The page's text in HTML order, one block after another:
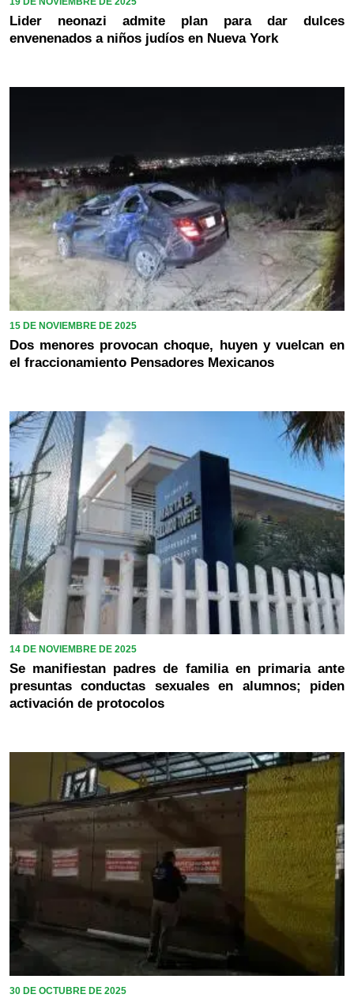
Lider neonazi admite plan para dar dulces
envenenados a niños judíos en Nueva York
15 DE NOVIEMBRE DE 2025
Dos menores provocan choque, huyen y vuelcan en
el fraccionamiento Pensadores Mexicanos
14 DE NOVIEMBRE DE 2025
Se manifiestan padres de familia en primaria ante
presuntas conductas sexuales en alumnos; piden
activación de protocolos
30 DE OCTUBRE DE 2025